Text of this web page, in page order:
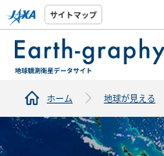
サイトマップ
ホーム 地球が見える